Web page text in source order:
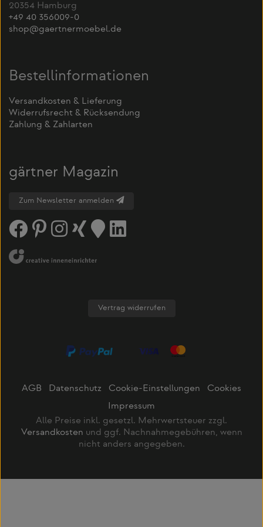
20354 Hamburg
+49 40 356009-0
shop@gaertnermoebel.de
Bestellinformationen
Versandkosten & Lieferung
Widerrufsrecht & Rücksendung
Zahlung & Zahlarten
gärtner Magazin
Zum Newsletter anmelden
Vertrag widerrufen
AGB Datenschutz Cookie-Einstellungen
Cookies
Impressum
Alle Preise inkl. gesetzl. Mehrwertsteuer zzgl.
Versandkosten und ggf. Nachnahmegebühren, wenn
nicht anders angegeben.